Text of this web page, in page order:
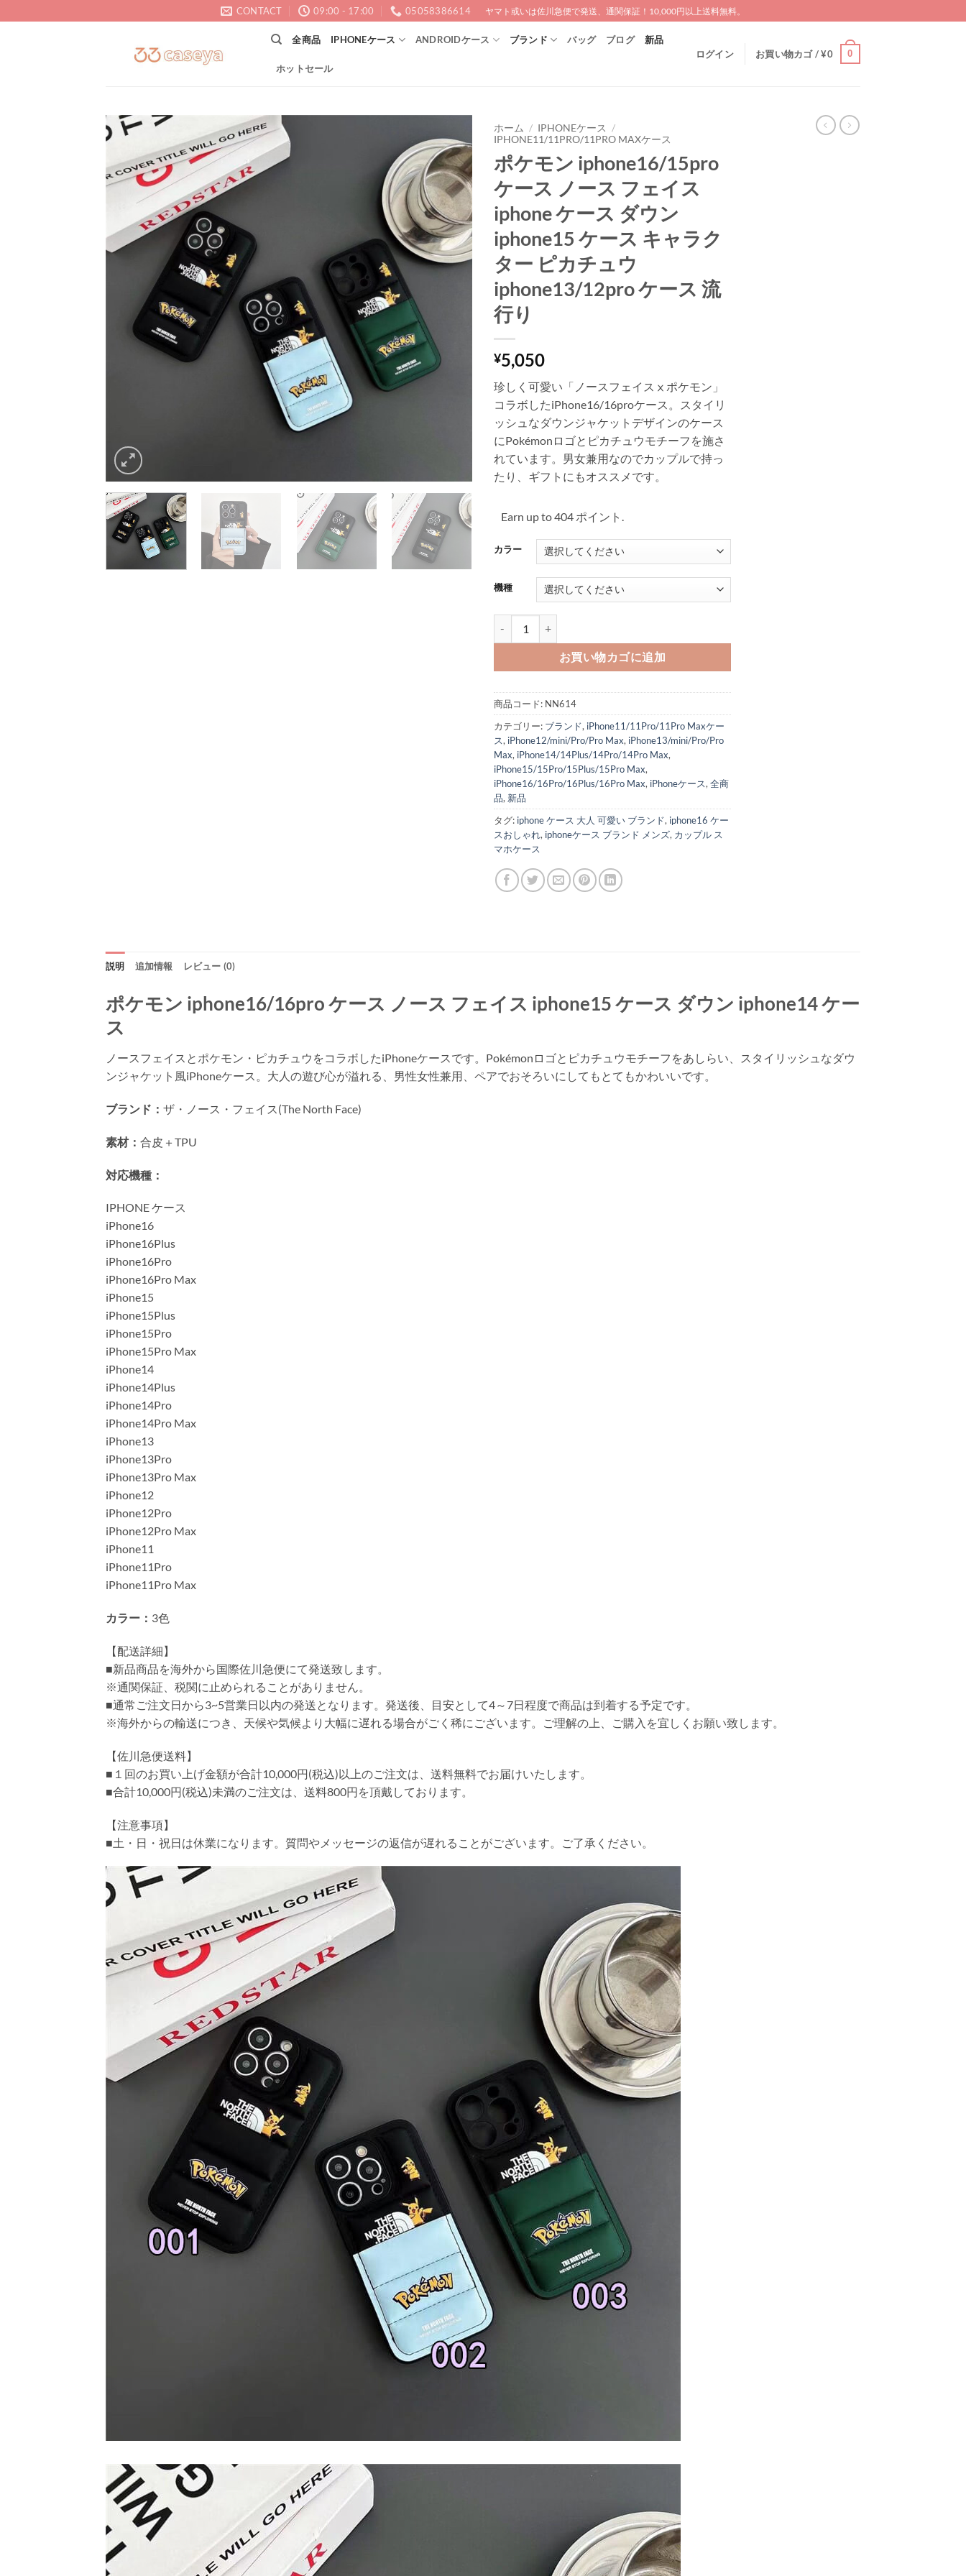
to
CONTACT 09:00 - 17:00 05058386614 ヤマト或いは佐川急便で発送、通関保証！10,000円以上送料無料。
全商品 IPHONEケース ANDROIDケース ブランド バッグ ブログ 新品
ホットセール
ログイン お買い物カゴ /¥0 0
ホーム / IPHONEケース
/
IPHONE11/11PRO/11PRO MAXケース
ポケモン iphone16/15pro
ケース ノース フェイス
iphone ケース ダウン
iphone15 ケース キャラク
ター ピカチュウ
iphone13/12pro ケース 流
行り
¥5,050
珍しく可愛い「ノースフェイスⅹポケモン」
コラボしたiPhone16/16proケース。スタイリ
ッシュなダウンジャケットデザインのケース
にPokémonロゴとピカチュウモチーフを施さ
れています。男女兼用なのでカップルで持っ
たり、ギフトにもオススメです。
Earn up to 404 ポイント.
カラー
機種
お買い物カゴに追加
商品コード: NN614
カテゴリー: ブランド, iPhone11/11Pro/11Pro Maxケー
ス, iPhone12/mini/Pro/Pro Max, iPhone13/mini/Pro/Pro
Max, iPhone14/14Plus/14Pro/14Pro Max,
iPhone15/15Pro/15Plus/15Pro Max,
iPhone16/16Pro/16Plus/16Pro Max, iPhoneケース, 全商
品, 新品
タグ: iphone ケース 大人 可愛い ブランド, iphone16 ケー
スおしゃれ, iphoneケース ブランド メンズ, カップル ス
マホケース
説明 追加情報 レビュー (0)
ポケモン iphone16/16pro ケース ノース フェイス iphone15 ケース ダウン iphone14 ケー
ス
ノースフェイスとポケモン・ピカチュウをコラボしたiPhoneケースです。Pokémonロゴとピカチュウモチーフをあしらい、スタイリッシュなダウ
ンジャケット風iPhoneケース。大人の遊び心が溢れる、男性女性兼用、ペアでおそろいにしてもとてもかわいいです。
ブランド： ザ・ノース・フェイス(The North Face)
素材： 合皮＋TPU
対応機種：
IPHONE ケース
iPhone16
iPhone16Plus
iPhone16Pro
iPhone16Pro Max
iPhone15
iPhone15Plus
iPhone15Pro
iPhone15Pro Max
iPhone14
iPhone14Plus
iPhone14Pro
iPhone14Pro Max
iPhone13
iPhone13Pro
iPhone13Pro Max
iPhone12
iPhone12Pro
iPhone12Pro Max
iPhone11
iPhone11Pro
iPhone11Pro Max
カラー： 3色
【配送詳細】
■新品商品を海外から国際佐川急便にて発送致します。
※通関保証、税関に止められることがありません。
■通常ご注文日から3~5営業日以内の発送となります。発送後、目安として4～7日程度で商品は到着する予定です。
※海外からの輸送につき、天候や気候より大幅に遅れる場合がごく稀にございます。ご理解の上、ご購入を宜しくお願い致します。
【佐川急便送料】
■１回のお買い上げ金額が合計10,000円(税込)以上のご注文は、送料無料でお届けいたします。
■合計10,000円(税込)未満のご注文は、送料800円を頂戴しております。
【注意事項】
■土・日・祝日は休業になります。質問やメッセージの返信が遅れることがございます。ご了承ください。